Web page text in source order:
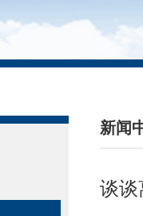
新闻
/
谈谈